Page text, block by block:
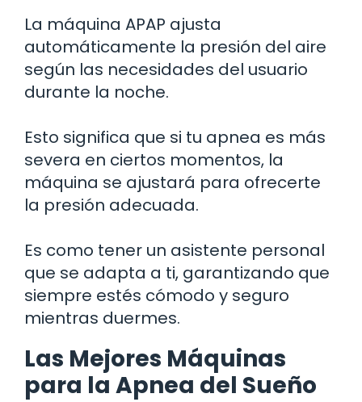
La máquina APAP ajusta
automáticamente la presión del aire
según las necesidades del usuario
durante la noche.
Esto significa que si tu apnea es más
severa en ciertos momentos, la
máquina se ajustará para ofrecerte
la presión adecuada.
Es como tener un asistente personal
que se adapta a ti, garantizando que
siempre estés cómodo y seguro
mientras duermes.
Las Mejores Máquinas
para la Apnea del Sueño